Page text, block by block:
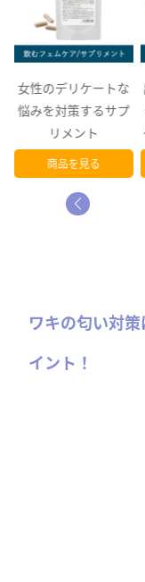
女性のデリケートな
悩みを対策するサプ
リメント
商品を見る
ワキの匂い対
イント！